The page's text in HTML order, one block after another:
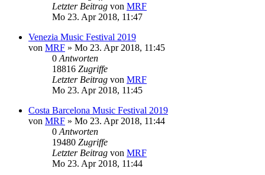
Letzter Beitrag von MRF
Mo 23. Apr 2018, 11:47
Venezia Music Festival 2019
von MRF » Mo 23. Apr 2018, 11:45
0 Antworten
18816 Zugriffe
Letzter Beitrag von MRF
Mo 23. Apr 2018, 11:45
Costa Barcelona Music Festival 2019
von MRF » Mo 23. Apr 2018, 11:44
0 Antworten
19480 Zugriffe
Letzter Beitrag von MRF
Mo 23. Apr 2018, 11:44